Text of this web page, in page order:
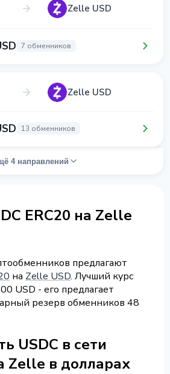
Zelle USD
7 обменников
Zelle USD
13 обменников
4 направлений
ERC20 на Zelle
предлагают
на Zelle USD. Лучший курс
USD - его предлагает
резерв обменников 48
USDC в сети
Zelle в долларах